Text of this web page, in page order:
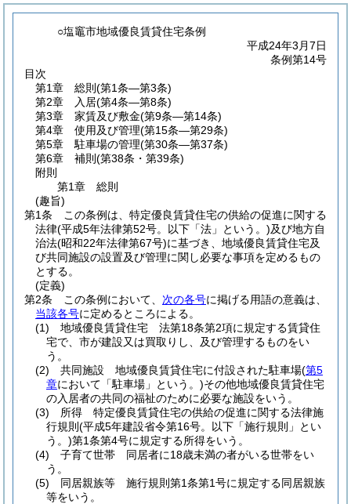
○塩竈市地域優良賃貸住宅条例
平成24年3月7日
条例第14号
目次
第1章
総則 (第1条―第3条)
第2章
入居(第4条―第8条)
第3章
家賃及び敷金(第9条―第14条)
第4章
使用及び管理(第15条―第29条)
第5章
駐車場の管理(第30条―第37条)
第6章
補則 (第38条・第39条)
附則
第1章
総則
(趣旨)
第1条
この条例は、特定優良賃貸住宅の供給の促進に関する
法律(平成5年法律第52号。以下「法」という。)及び地方自
治法(昭和22年法律第67号)に基づき、地域優良賃貸住宅及
び共同施設の設置及び管理に関し必要な事項を定めるもの
とする。
(定義)
第2条
この条例において、 次の各号に掲げる用語の意義は、
当該各号に定めるところによる。
(1)
地域優良賃貸住宅 法第18条第2項に規定する賃貸住
宅で、市が建設又は買取りし、及び管理するものをい
う。
(2)
共同施設 地域優良賃貸住宅に付設された駐車場(第5
章において「駐車場」という。)その他地域優良賃貸住宅
の入居者の共同の福祉のために必要な施設をいう。
(3)
所得 特定優良賃貸住宅の供給の促進に関する法律施
行規則 (平成5年建設省令第16号。以下「施行規則」とい
う。)第1条第4号に規定する所得をいう。
(4)
子育て世帯 同居者に18歳未満の者がいる世帯をい
う。
(5)
同居親族等 施行規則第1条第1号に規定する同居親族
等をいう。